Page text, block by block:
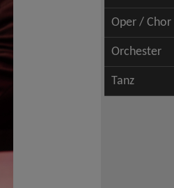
Oper / Chor
Orchester
Tanz